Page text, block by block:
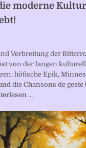
moderne
Verbreitung der
von der langen
höfische Epik,
die Chansons de geste
…